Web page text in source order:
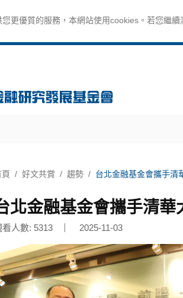
您更優質的服務，本網站使用cookies。若您繼
好文共賞 趨勢 台北金融基金會攜手
北金融基金會攜手清
看人數: 5313 2025-11-03